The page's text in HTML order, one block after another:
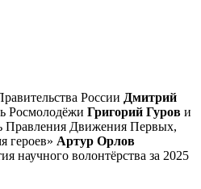
России Дмитрий
Росмолодёжи Григорий Гуров и
Правления Движения Первых,
героев» Артур Орлов
научного волонтёрства за 2025